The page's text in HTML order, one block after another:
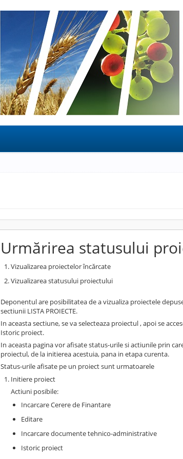
Urmărirea statusului
Vizualizarea proiectelor încărcate
Vizualizarea statusului proiectului
Deponentul are posibilitatea de a vizualiza proiectele
sectiunii LISTA PROIECTE.
In aceasta sectiune, se va selecteaza proiectul , apoi se
Istoric proiect.
In aceasta pagina vor afisate status-urile si actiunile prin
proiectul, de la initierea acestuia, pana in etapa curenta.
Status-urile afisate pe un proiect sunt urmatoarele
Initiere proiect
Actiuni posibile:
Incarcare Cerere de Finantare
Editare
Incarcare documente tehnico-administrative
Istoric proiect